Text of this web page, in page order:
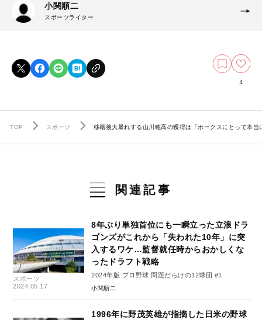
小関順二
スポーツライター
4
TOP スポーツ 移籍後大暴れする山川穂高の獲得は「ホークスにとって本
関連記事
スポーツ
2024.05.17
8年ぶり単独首位にも一瞬立った立浪ドラ
ゴンズがこれから「失われた10年」に突
入するワケ…監督就任時からおかしくな
ったドラフト戦略
2024年版 プロ野球 問題だらけの12球団 #1
小関順二
1996年に野茂英雄が指摘した日米の野球